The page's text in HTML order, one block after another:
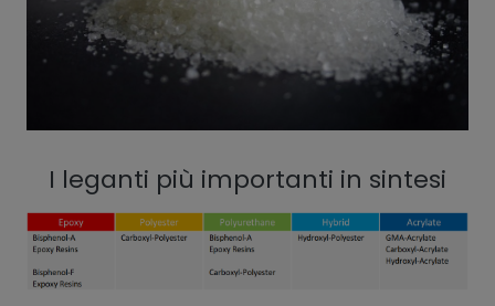
I leganti più importanti in sintesi